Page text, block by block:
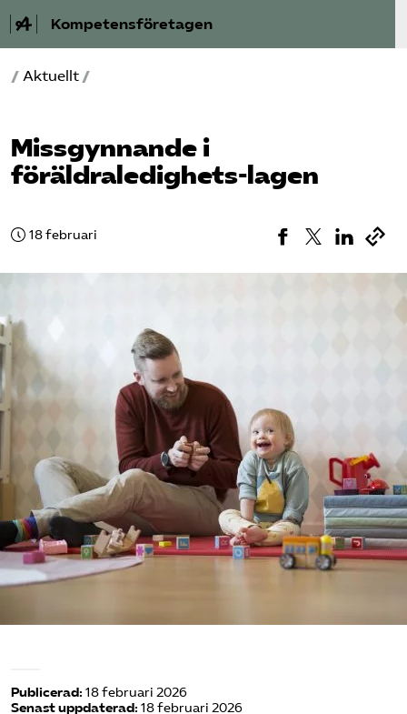
Kompetensföretagen
Aktuellt
Auktorisation
Medlemskap
Kurser och aktiviteter
Om oss
Omsättningsstatistik
Webbutik
Mina sidor
Bli medlem
Sök på kompetensforetagen.se
/ Aktuellt /
Missgynnande i
föräldraledighets-lagen
18 februari
Publicerad: 18 februari 2026
Senast uppdaterad: 18 februari 2026